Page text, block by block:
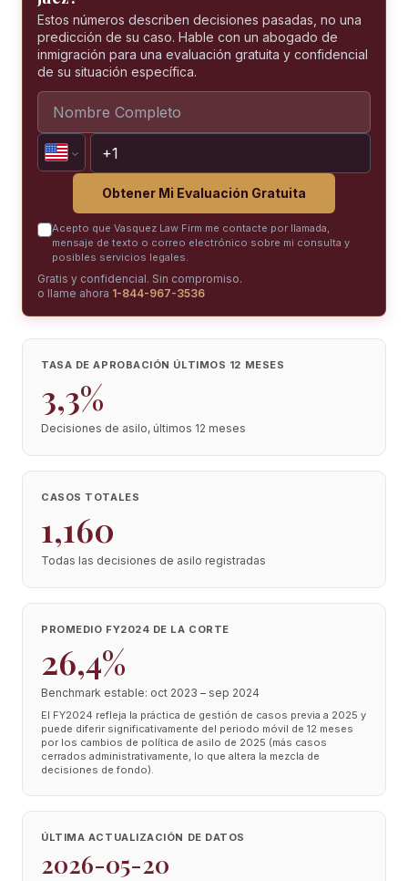
Estos números describen decisiones pasadas, no una
predicción de su caso. Hable con un abogado de
inmigración para una evaluación gratuita y confidencial
de su situación específica.
Obtener Mi Evaluación Gratuita
Acepto que Vasquez Law Firm me contacte por llamada,
mensaje de texto o correo electrónico sobre mi consulta y
posibles servicios legales.
Gratis y confidencial. Sin compromiso.
o llame ahora 1-844-967-3536
TASA DE APROBACIÓN ÚLTIMOS 12 MESES
3,3%
Decisiones de asilo, últimos 12 meses
CASOS TOTALES
1,160
Todas las decisiones de asilo registradas
PROMEDIO FY2024 DE LA CORTE
26,4%
Benchmark estable: oct 2023 – sep 2024
El FY2024 refleja la práctica de gestión de casos previa a 2025 y
puede diferir significativamente del periodo móvil de 12 meses
por los cambios de política de asilo de 2025 (más casos
cerrados administrativamente, lo que altera la mezcla de
decisiones de fondo).
ÚLTIMA ACTUALIZACIÓN DE DATOS
2026-05-20